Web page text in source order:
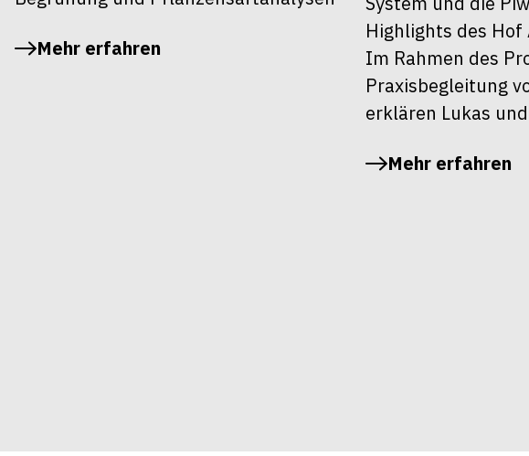
Mehr erfahren
Highlights des
Im Rahmen des
Praxisbegleitung
erklären Lukas
Mehr erfahren